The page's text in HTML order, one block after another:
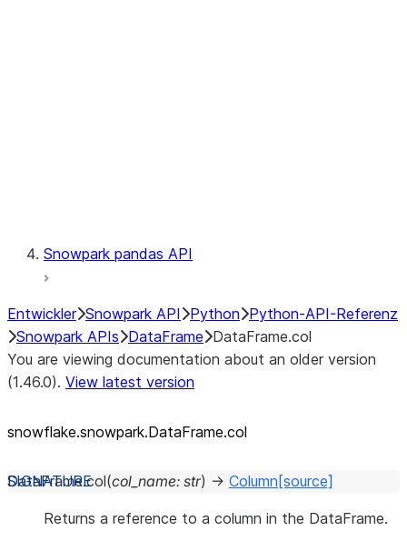
Snowpark pandas API
Entwickler Snowpark API Python Python-API-Referenz
Snowpark APIs DataFrame DataFrame.col
You are viewing documentation about an older version
(1.46.0). View latest version
snowflake.snowpark.DataFrame.col
DataFrame.col(col_name: str) → Column [source]
Returns a reference to a column in the DataFrame.